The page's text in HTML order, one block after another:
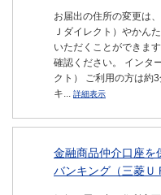
お届出の住所の変更は
Ｊダイレクト）やかん
いただくことができま
確認ください。 インタ
クト） ご利用の方は約
キ... 詳細表示
金融商品仲介口座を
バンキング（三菱Ｕ